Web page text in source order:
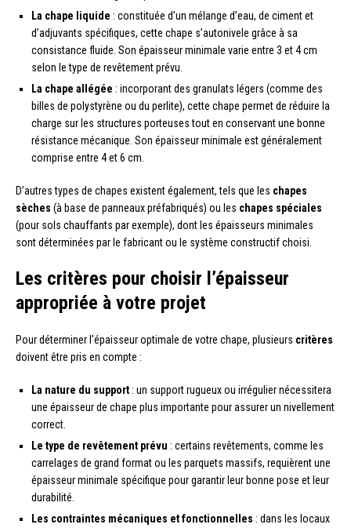
La chape liquide : constituée d’un mélange d’eau, de ciment et
d’adjuvants spécifiques, cette chape s’autonivele grâce à sa
consistance fluide. Son épaisseur minimale varie entre 3 et 4 cm
selon le type de revêtement prévu.
La chape allégée : incorporant des granulats légers (comme des
billes de polystyrène ou du perlite), cette chape permet de réduire la
charge sur les structures porteuses tout en conservant une bonne
résistance mécanique. Son épaisseur minimale est généralement
comprise entre 4 et 6 cm.
D’autres types de chapes existent également, tels que les chapes
sèches (à base de panneaux préfabriqués) ou les chapes spéciales
(pour sols chauffants par exemple), dont les épaisseurs minimales
sont déterminées par le fabricant ou le système constructif choisi.
Les critères pour choisir l’épaisseur
appropriée à votre projet
Pour déterminer l’épaisseur optimale de votre chape, plusieurs critères
doivent être pris en compte :
La nature du support : un support rugueux ou irrégulier nécessitera
une épaisseur de chape plus importante pour assurer un nivellement
correct.
Le type de revêtement prévu : certains revêtements, comme les
carrelages de grand format ou les parquets massifs, requièrent une
épaisseur minimale spécifique pour garantir leur bonne pose et leur
durabilité.
Les contraintes mécaniques et fonctionnelles : dans les locaux